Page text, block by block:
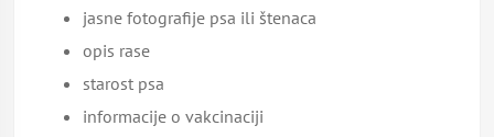
jasne fotografije psa ili štenaca
opis rase
starost psa
informacije o vakcinaciji